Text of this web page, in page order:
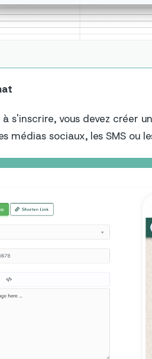
s'inscrire, vous devez créer
médias sociaux, les SMS ou